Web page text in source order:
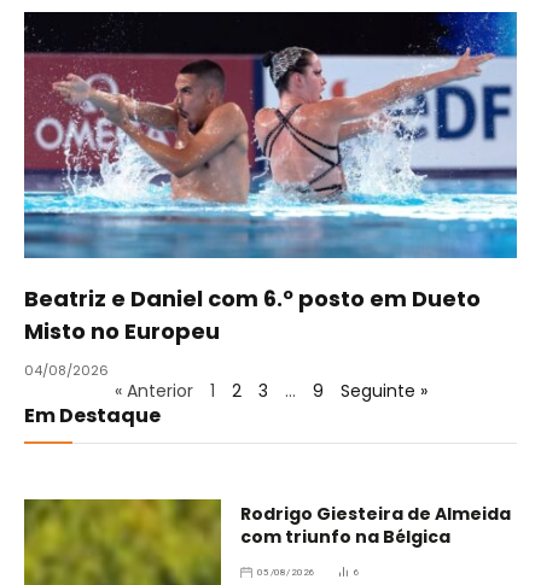
Beatriz e Daniel com 6.º posto em Dueto
Misto no Europeu
04/08/2026
« Anterior 1 2 3 … 9 Seguinte »
Em Destaque
Rodrigo Giesteira de Almeida
com triunfo na Bélgica
05/08/2026 6